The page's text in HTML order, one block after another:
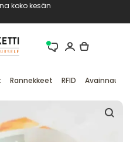
koko kesän
Rannekkeet RFID